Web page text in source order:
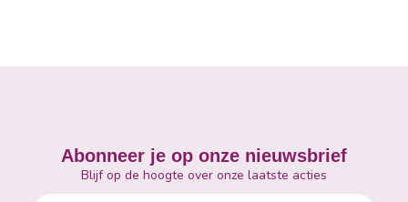
Abonneer je op onze nieuwsbrief
Blijf op de hoogte over onze laatste acties